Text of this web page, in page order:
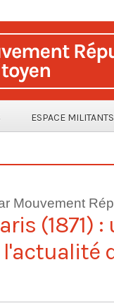
ESPACE MILITANTS
Mouvement
(1871)